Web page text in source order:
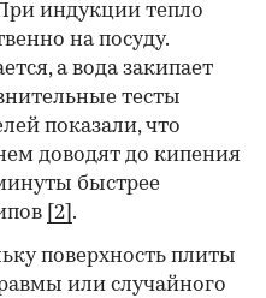
индукции тепло
на посуду.
а вода закипает
тесты
показали, что
доводят до кипения
быстрее
[2] .
поверхность плиты
или случайного